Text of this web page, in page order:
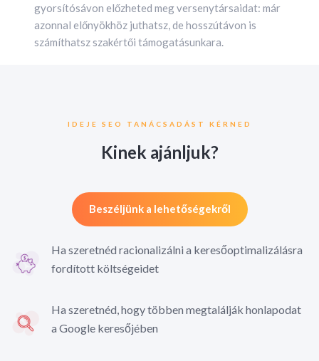
gyorsítósávon előzheted meg versenytársaidat: már
azonnal előnyökhöz juthatsz, de hosszútávon is
számíthatsz szakértői támogatásunkara.
IDEJE SEO TANÁCSADÁST KÉRNED
Kinek ajánljuk?
Beszéljünk a lehetőségekről
Ha szeretnéd racionalizálni a keresőoptimalizálásra
fordított költségeidet
Ha szeretnéd, hogy többen megtalálják honlapodat
a Google keresőjében